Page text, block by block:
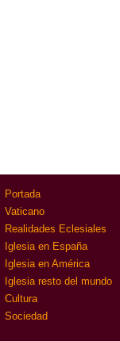
Portada
Vaticano
Realidades Eclesiales
Iglesia en España
Iglesia en América
Iglesia resto del mundo
Cultura
Sociedad